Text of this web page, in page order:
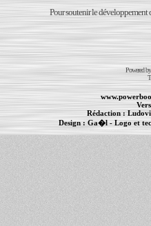
Pour soutenir le développement
Powered
Rédaction :
Design :Ga�l- Logo et
PowerBook